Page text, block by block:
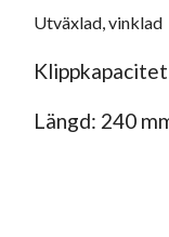
Utväxlad, vinklad
Längd: 240